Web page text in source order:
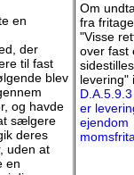
en
der
til fast
blev
og havde
sælgere
deres
uden at
en
Om
fra
"Visse
over fast
levering"
er
ejendom